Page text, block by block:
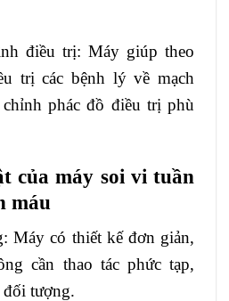
điều trị: Máy giúp theo
trị các bệnh lý về mạch
phác đồ điều trị phù
của máy soi vi tuần
máu
Máy có thiết kế đơn giản,
cần thao tác phức tạp,
tượng.